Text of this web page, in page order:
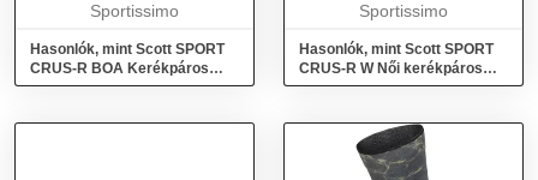
Sportissimo
Hasonlók, mint Scott SPORT
CRUS-R BOA Kerékpáros
cipő, sötétszürke, méret
Sportissimo
Hasonlók, mint Scott SPORT
CRUS-R W Női kerékpáros
cipő, sötétszürke, méret